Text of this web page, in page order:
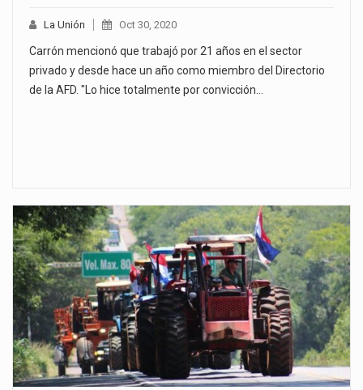
La Unión Oct 30, 2020
Carrón mencionó que trabajó por 21 años en el sector
privado y desde hace un año como miembro del Directorio
de la AFD. "Lo hice totalmente por convicción…